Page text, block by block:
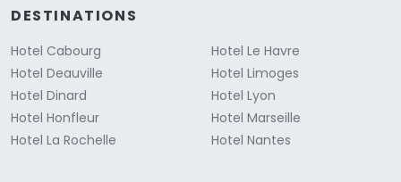
DESTINATIONS
Hotel Cabourg
Hotel Deauville
Hotel Dinard
Hotel Honfleur
Hotel La Rochelle
Hotel Le Havre
Hotel Limoges
Hotel Lyon
Hotel Marseille
Hotel Nantes